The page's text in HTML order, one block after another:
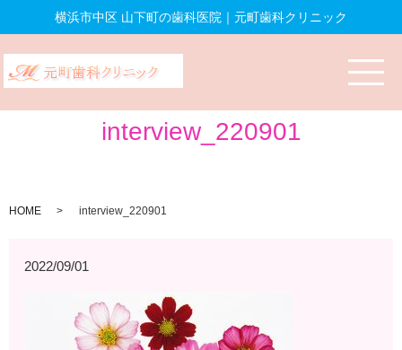
横浜市中区 山下町の歯科医院｜元町歯科クリニック
interview_220901
HOME interview_220901
2022/09/01